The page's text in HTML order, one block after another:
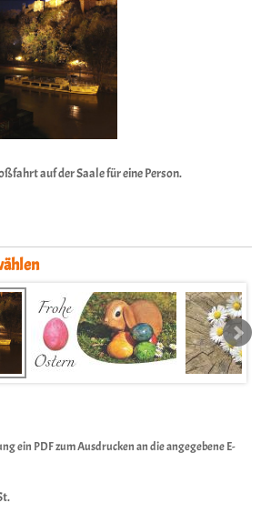
auf der Saale für eine Person.
ein PDF zum Ausdrucken an die angegebene E-